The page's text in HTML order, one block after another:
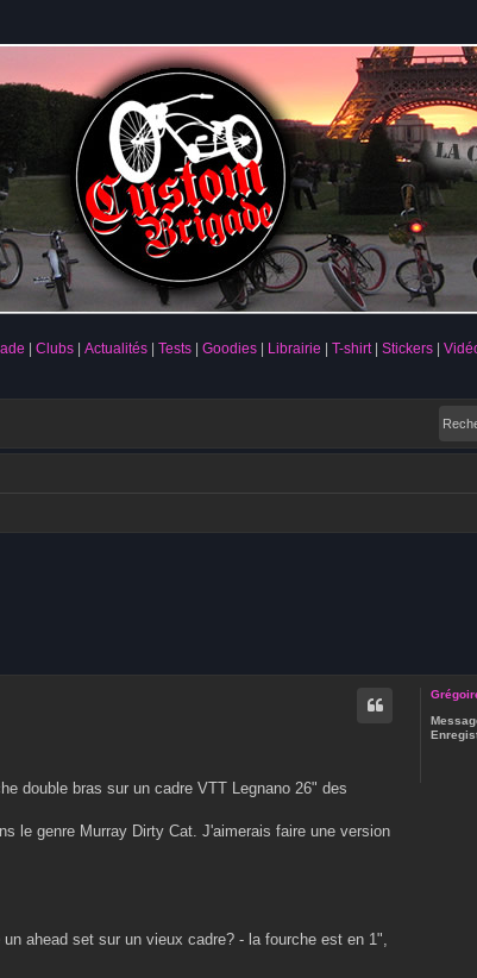
Clubs Actualités Tests Goodies Librairie T-shirt Stickers
double bras sur un cadre VTT Legnano 26" des
le genre Murray Dirty Cat. J'aimerais faire une version
ahead set sur un vieux cadre? - la fourche est en 1",